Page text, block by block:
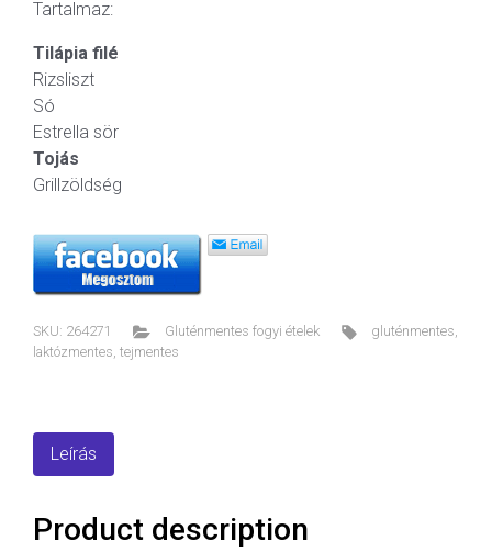
Tartalmaz:
Tilápia filé
Rizsliszt
Só
Estrella sör
Tojás
Grillzöldség
SKU: 264271 Gluténmentes fogyi ételek gluténmentes,
laktózmentes, tejmentes
Leírás
Product description